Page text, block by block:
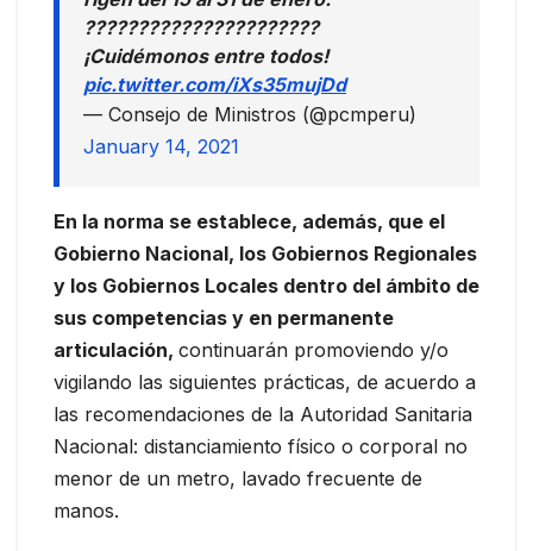
??????????????????????
¡Cuidémonos entre todos!
pic.twitter.com/iXs35mujDd
— Consejo de Ministros (@pcmperu)
January 14, 2021
En la norma se establece, además, que el
Gobierno Nacional, los Gobiernos Regionales
y los Gobiernos Locales dentro del ámbito de
sus competencias y en permanente
articulación, continuarán promoviendo y/o
vigilando las siguientes prácticas, de acuerdo a
las recomendaciones de la Autoridad Sanitaria
Nacional: distanciamiento físico o corporal no
menor de un metro, lavado frecuente de
manos.